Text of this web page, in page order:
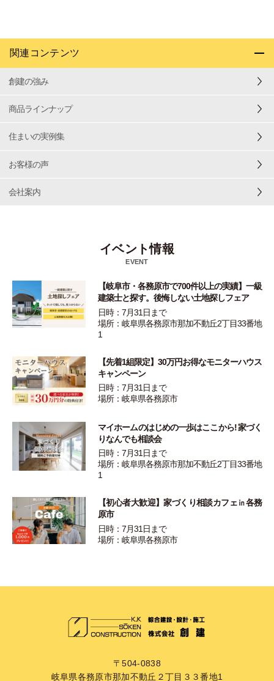
関連コンテンツ
創建の強み
商品ラインナップ
住まいの実例集
お客様の声
会社案内
イベント情報
EVENT
【岐阜市・各務原市で700件以上の実績】一級
建築士と探す。後悔しない土地探しフェア
日時：7月31日まで
場所：岐阜県各務原市那加不動丘2丁目33番地
1
【先着1組限定】30万円お得なモニターハウス
キャンペーン
日時：7月31日まで
場所：岐阜県各務原市
マイホームのはじめの一歩はここから! 家づく
りなんでも相談会
日時：7月31日まで
場所：岐阜県各務原市那加不動丘2丁目33番地
1
【初心者大歓迎】家づくり相談カフェ㏌各務
原市
日時：7月31日まで
場所：岐阜県各務原市
〒504-0838
岐阜県各務原市那加不動丘２丁目３３番地1